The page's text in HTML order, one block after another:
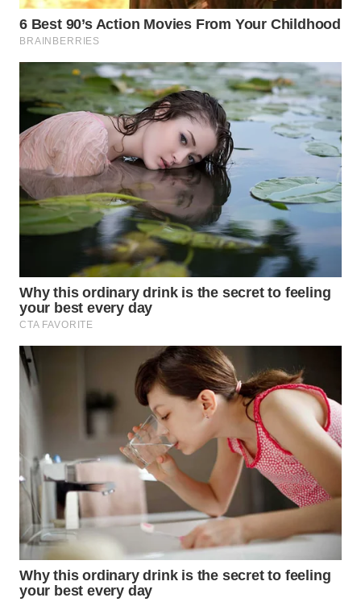
WAHANA
LISTRIK
WAHANA
TRAVEL
WAHANA
TV
WAHANANEWS
ID
WAHANANEWS
CO ID
WAHANANEWS
WAHANA
UMKM
WAHANA
SELEB
WAHANA
PERSONA